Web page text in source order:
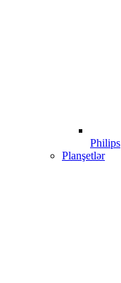
Philips
Planşetlər